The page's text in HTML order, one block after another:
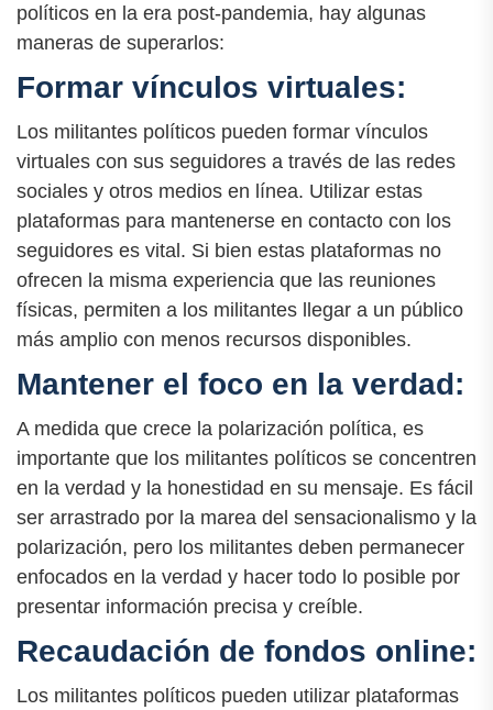
políticos en la era post-pandemia, hay algunas
maneras de superarlos:
Formar vínculos virtuales:
Los militantes políticos pueden formar vínculos
virtuales con sus seguidores a través de las redes
sociales y otros medios en línea. Utilizar estas
plataformas para mantenerse en contacto con los
seguidores es vital. Si bien estas plataformas no
ofrecen la misma experiencia que las reuniones
físicas, permiten a los militantes llegar a un público
más amplio con menos recursos disponibles.
Mantener el foco en la verdad:
A medida que crece la polarización política, es
importante que los militantes políticos se concentren
en la verdad y la honestidad en su mensaje. Es fácil
ser arrastrado por la marea del sensacionalismo y la
polarización, pero los militantes deben permanecer
enfocados en la verdad y hacer todo lo posible por
presentar información precisa y creíble.
Recaudación de fondos online:
Los militantes políticos pueden utilizar plataformas